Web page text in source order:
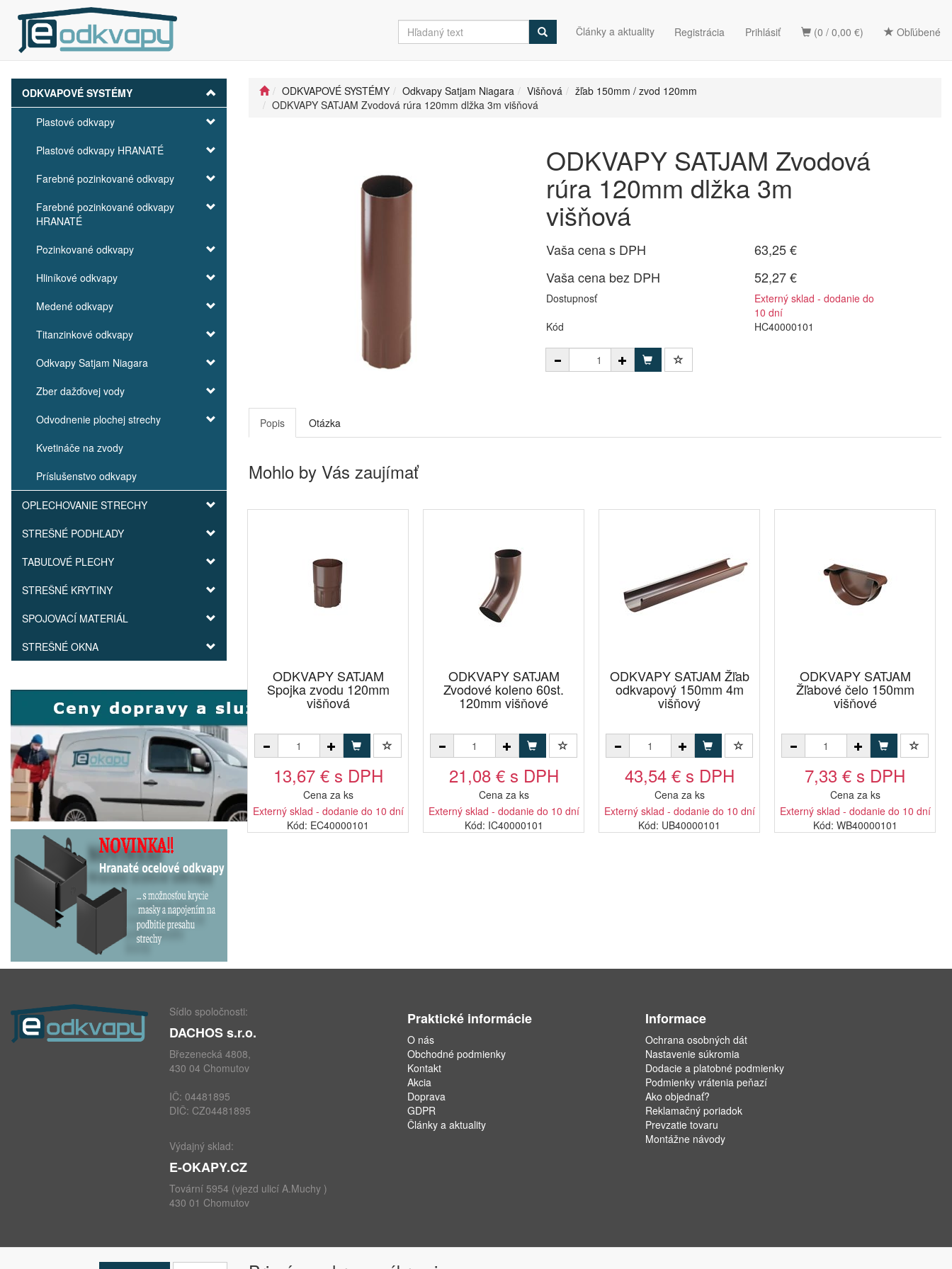
(0 / 0,00 €) Obľúbené
Články a aktuality Registrácia Prihlásiť
ODKVAPOVÉ SYSTÉMY
Plastové odkvapy
Plastové odkvapy HRANATÉ
Farebné pozinkované odkvapy
Farebné pozinkované odkvapy
HRANATÉ
Pozinkované odkvapy
Hliníkové odkvapy
Medené odkvapy
Titanzinkové odkvapy
Odkvapy Satjam Niagara
Zber dažďovej vody
Odvodnenie plochej strechy
Kvetináče na zvody
Príslušenstvo odkvapy
OPLECHOVANIE STRECHY
STREŠNÉ PODHĽADY
TABUĽOVÉ PLECHY
STREŠNÉ KRYTINY
SPOJOVACÍ MATERIÁL
STREŠNÉ OKNA
ODKVAPOVÉ SYSTÉMY Odkvapy Satjam Niagara Višňová
žľab 150mm / zvod 120mm
ODKVAPY SATJAM Zvodová rúra 120mm dlžka 3m višňová
ODKVAPY SATJAM Zvodová
rúra 120mm dlžka 3m
višňová
Vaša cena s DPH
63,25 €
Vaša cena bez DPH
52,27 €
Dostupnosť
Externý sklad - dodanie do
10 dní
Kód
HC40000101
Popis Otázka
Mohlo by Vás zaujímať
ODKVAPY SATJAM
Spojka zvodu 120mm
višňová
13,67 € s DPH
Cena za ks
Externý sklad - dodanie do 10 dní
Kód: EC40000101
ODKVAPY SATJAM
Zvodové koleno 60st.
120mm višňové
21,08 € s DPH
Cena za ks
Externý sklad - dodanie do 10 dní
Kód: IC40000101
ODKVAPY SATJAM Žľab
odkvapový 150mm 4m
višňový
43,54 € s DPH
Cena za ks
Externý sklad - dodanie do 10 dní
Kód: UB40000101
ODKVAPY SATJAM
Žľabové čelo 150mm
višňové
7,33 € s DPH
Cena za ks
Externý sklad - dodanie do 10 dní
Kód: WB40000101
Sídlo spoločnosti:
DACHOS s.r.o.
Březenecká 4808,
430 04 Chomutov
IČ: 04481895
DIČ: CZ04481895
Výdajný sklad:
E-OKAPY.CZ
Tovární 5954 (vjezd ulicí A.Muchy )
430 01 Chomutov
telefon: +420 724 693 604
Praktické informácie
O nás
Obchodné podmienky
Kontakt
Akcia
Doprava
GDPR
Články a aktuality
Informace
Ochrana osobných dát
Nastavenie súkromia
Dodacie a platobné podmienky
Podmienky vrátenia peňazí
Ako objednať?
Reklamačný poriadok
Prevzatie tovaru
Montážne návody